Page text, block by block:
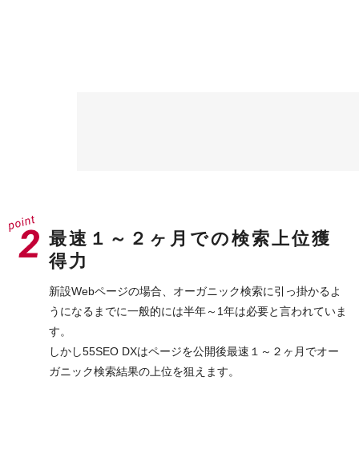
最速１～２ヶ月での検索上位獲
得力
新設Webページの場合、オーガニック検索に引っ掛かるよ
うになるまでに一般的には半年～1年は必要と言われていま
す。
しかし55SEO DXはページを公開後最速１～２ヶ月でオー
ガニック検索結果の上位を狙えます。